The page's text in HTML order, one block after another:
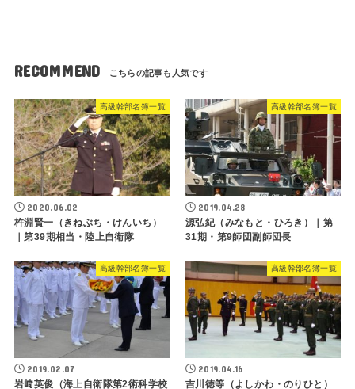
RECOMMEND
高級幹部名簿一覧
2020.06.02
杵淵賢一（きねぶち・けんいち）
｜第39期相当・陸上自衛隊
高級幹部名簿一覧
2019.04.28
源弘紀（みなもと・ひろき）｜第
31期・第9師団副師団長
高級幹部名簿一覧
2019.02.07
岩﨑英俊（海上自衛隊第2術科学校
高級幹部名簿一覧
2019.04.16
吉川徳等（よしかわ・のりひと）